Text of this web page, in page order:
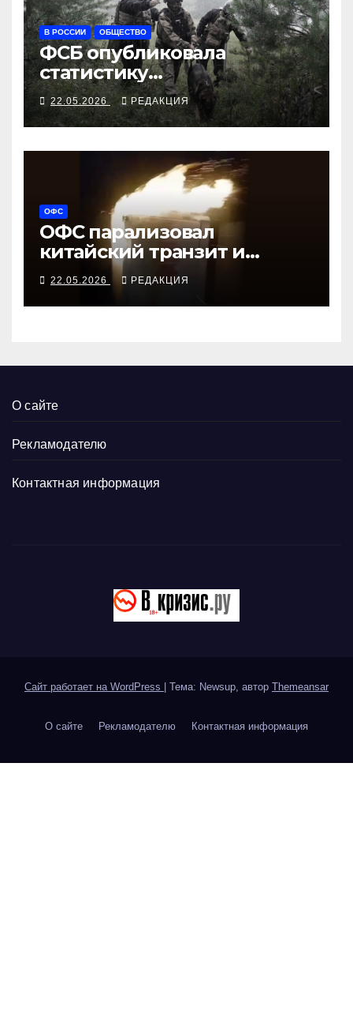
В РОССИИ ОБЩЕСТВО
ФСБ опубликовала
статистику
предотвращений
22.05.2026 РЕДАКЦИЯ
ОФС
ОФС парализовал
китайский транзит и
вертолётный завод
22.05.2026 РЕДАКЦИЯ
О сайте
Рекламодателю
Контактная информация
Сайт работает на WordPress Тема: Newsup, автор Themeansar
О сайте Рекламодателю Контактная информация